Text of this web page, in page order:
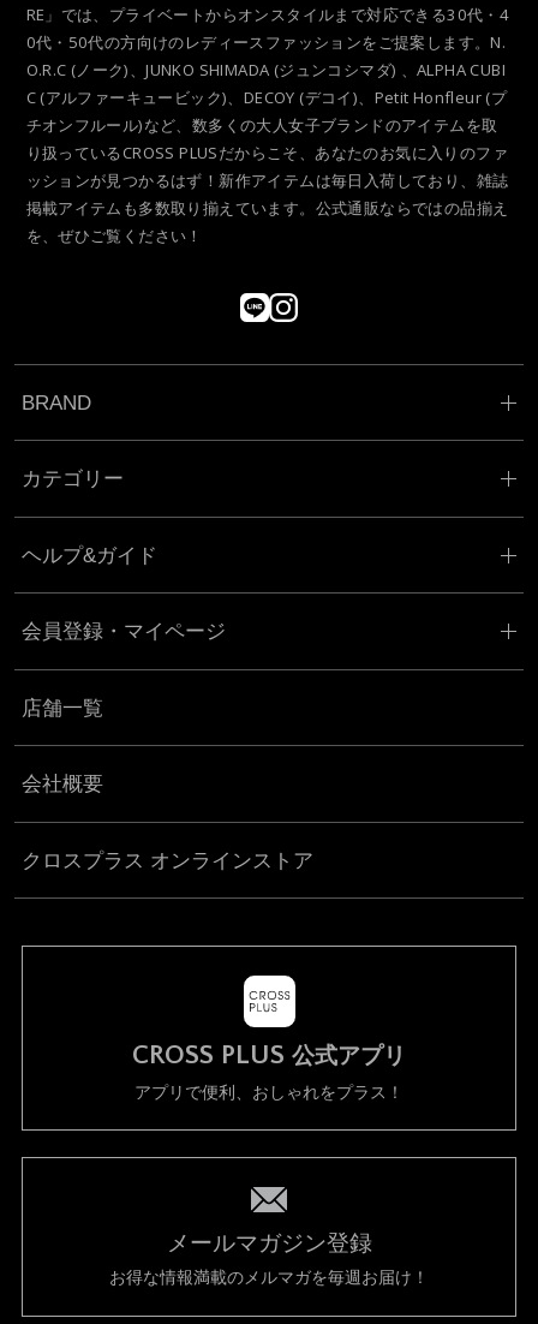
RE」では、プライベートからオンスタイルまで対応できる30代・4
0代・50代の方向けのレディースファッションをご提案します。N.
O.R.C (ノーク)、JUNKO SHIMADA (ジュンコシマダ) 、ALPHA CUBI
C (アルファーキュービック)、DECOY (デコイ)、Petit Honfleur (プ
チオンフルール)など、数多くの大人女子ブランドのアイテムを取
り扱っているCROSS PLUSだからこそ、あなたのお気に入りのファ
ッションが見つかるはず！新作アイテムは毎日入荷しており、雑誌
掲載アイテムも多数取り揃えています。公式通販ならではの品揃え
を、ぜひご覧ください！
BRAND
カテゴリー
ヘルプ&ガイド
会員登録・マイページ
店舗一覧
会社概要
クロスプラス オンラインストア
CROSS PLUS 公式アプリ
アプリで便利、おしゃれをプラス！
メールマガジン登録
お得な情報満載のメルマガを毎週お届け！